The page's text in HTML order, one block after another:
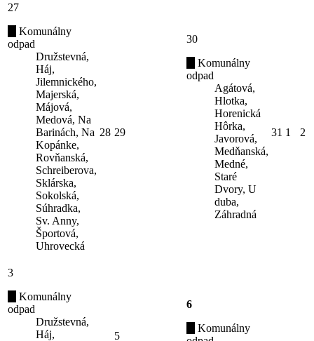
27
Komunálny
odpad
Družstevná,
Háj,
Jilemnického,
Majerská,
Májová,
Medová, Na
Barinách, Na
Kopánke,
Rovňanská,
Schreiberova,
Sklárska,
Sokolská,
Súhradka,
Sv. Anny,
Športová,
Uhrovecká
28 29
30
Komunálny
odpad
Agátová,
Hlotka,
Horenická
Hôrka,
Javorová,
Medňanská,
Medné,
Staré
Dvory, U
duba,
Záhradná
31 1 2
3
Komunálny
odpad
Družstevná,
Háj,
5
6
Komunálny